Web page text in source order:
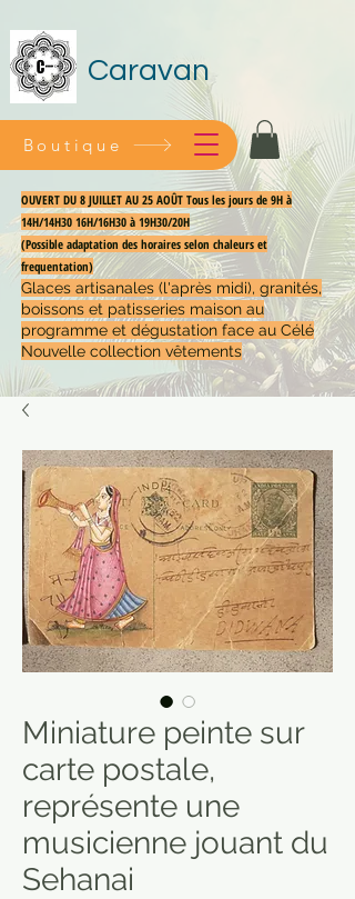
Caravan
OUVERT DU 8 JUILLET AU 25 AOÛT Tous les jours de 9H à
14H/14H30 16H/16H30 à 19H30/20H
(Possible adaptation des horaires selon chaleurs et
frequentation)
Glaces artisanales (l'après midi), granités,
boissons et patisseries maison au
programme et dégustation face au Célé
Nouvelle collection vêtements
Boutique
Miniature peinte sur
carte postale,
représente une
musicienne jouant du
Sehanai